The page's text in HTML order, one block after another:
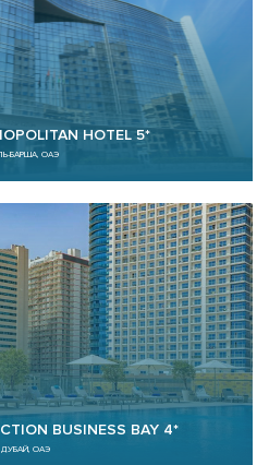
HOTEL 5*
БАРША, ОАЭ
BUSINESS BAY 4*
ДУБАЙ, ОАЭ